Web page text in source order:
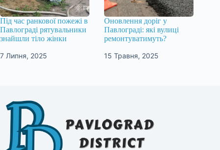
Під час ранкової пожежі в
Павлограді рятувальники
знайшли тіло жінки
7 Липня, 2025
Оновлення доріг у
Павлограді: які вулиці
ремонтуватимуть?
15 Травня, 2025